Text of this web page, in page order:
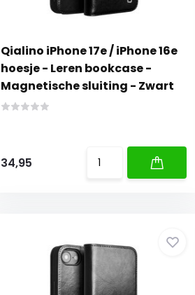
Qialino iPhone 17e / iPhone 16e
hoesje - Leren bookcase -
Magnetische sluiting - Zwart
34,95